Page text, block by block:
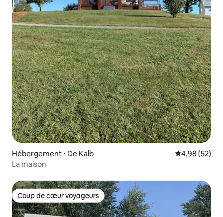
Hébergement ⋅ De Kalb Évaluation
4,98 (52)
La maison
Coup de cœur voyageurs
Coup de cœur voyageurs